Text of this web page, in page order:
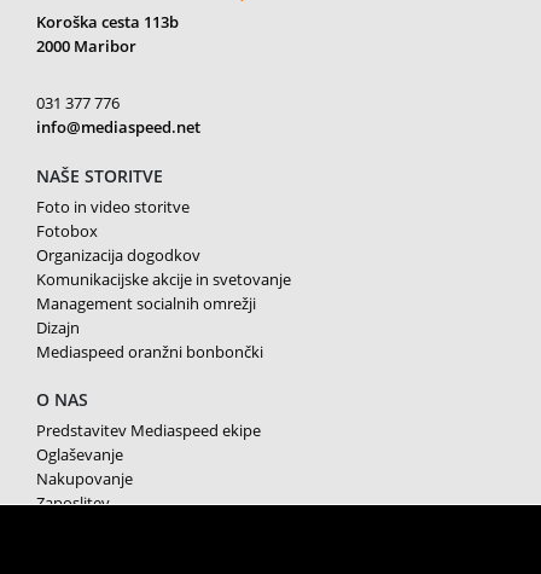
Koroška cesta 113b
2000 Maribor
031 377 776
info@mediaspeed.net
NAŠE STORITVE
Foto in video storitve
Fotobox
Organizacija dogodkov
Komunikacijske akcije in svetovanje
Management socialnih omrežji
Dizajn
Mediaspeed oranžni bonbončki
O NAS
Predstavitev Mediaspeed ekipe
Oglaševanje
Nakupovanje
Zaposlitev